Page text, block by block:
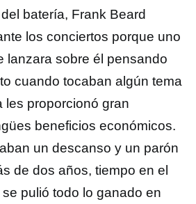
batería, Frank Beard
los conciertos porque uno
lanzara sobre él pensando
cuando tocaban algún tema
les proporcionó gran
beneficios económicos.
un descanso y un parón
de dos años, tiempo en el
pulió todo lo ganado en